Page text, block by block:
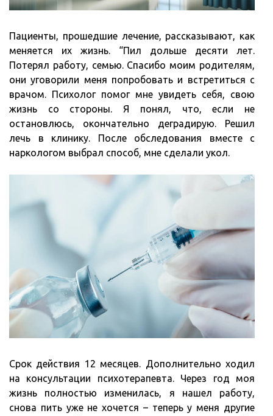
Пациенты, прошедшие лечение, рассказывают, как
меняется их жизнь. “Пил дольше десяти лет.
Потерял работу, семью. Спасибо моим родителям,
они уговорили меня попробовать и встретиться с
врачом. Психолог помог мне увидеть себя, свою
жизнь со стороны. Я понял, что, если не
остановлюсь, окончательно деградирую. Решил
лечь в клинику. После обследования вместе с
наркологом выбрал способ, мне сделали укол.
Срок действия 12 месяцев. Дополнительно ходил
на консультации психотерапевта. Через год моя
жизнь полностью изменилась, я нашел работу,
снова пить уже не хочется – теперь у меня другие